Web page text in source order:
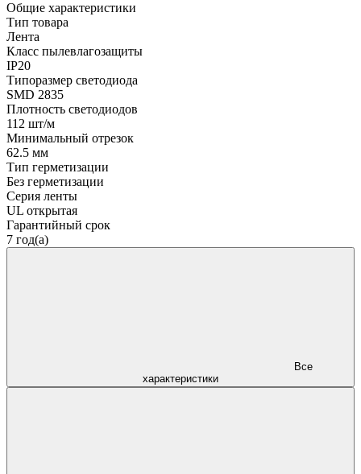
Общие характеристики
Тип товара
Лента
Класс пылевлагозащиты
IP20
Типоразмер светодиода
SMD 2835
Плотность светодиодов
112 шт/м
Минимальный отрезок
62.5 мм
Тип герметизации
Без герметизации
Серия ленты
UL открытая
Гарантийный срок
7 год(а)
характеристики